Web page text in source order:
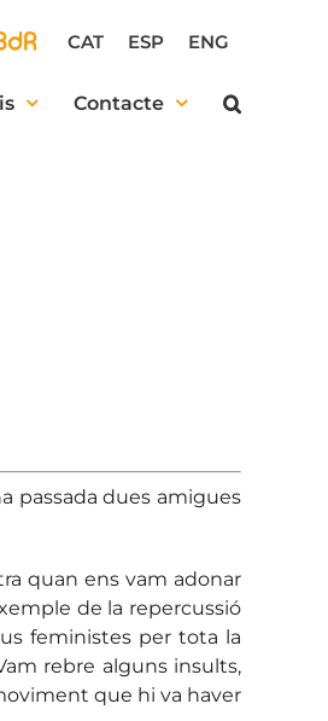
CAT ESP ENG
Contacte
passada dues amigues
quan ens vam adonar
de la repercussió
feministes per tota la
rebre alguns insults,
que hi va haver